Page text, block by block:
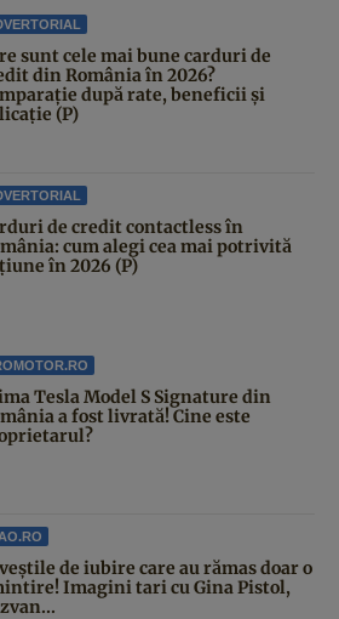
sunt cele mai bune carduri de
din România în 2026?
după rate, beneficii și
(P)
de credit contactless în
cum alegi cea mai potrivită
în 2026 (P)
Tesla Model S Signature din
a fost livrată! Cine este
de iubire care au rămas doar o
Imagini tari cu Gina Pistol,